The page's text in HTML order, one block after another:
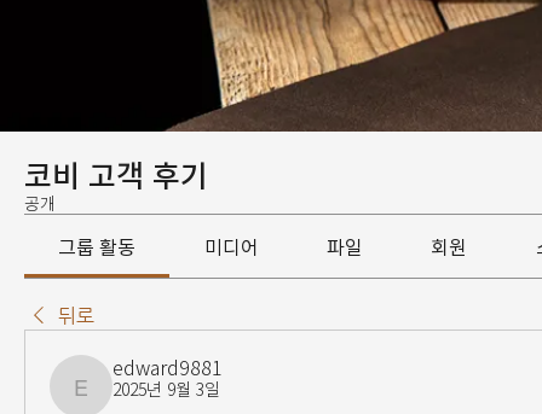
코비 고객 후기
공개
그룹 활동 미디어 파일 회원
뒤로
edward9881
edward9881
2025년 9월 3일